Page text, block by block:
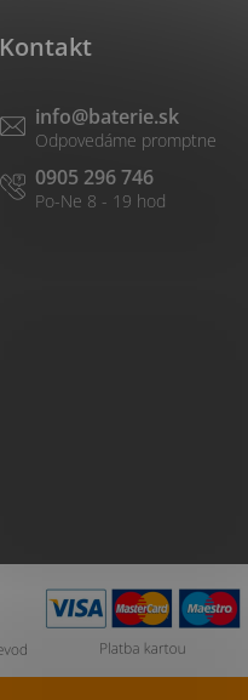
Kontakt
info@baterie.sk
0905 296 746